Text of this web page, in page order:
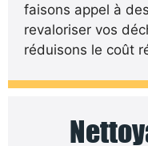
faisons appel à
revaloriser vos
réduisons le coût